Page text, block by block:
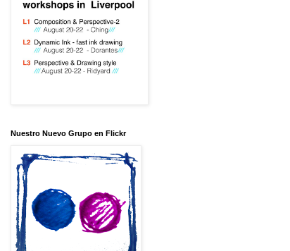
Nuestro Nuevo Grupo en Flickr